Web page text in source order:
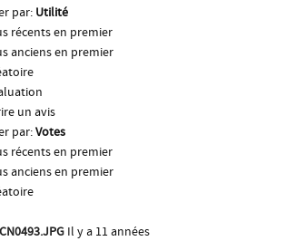
par: Utilité
récents en premier
anciens en premier
un avis
par:Votes
récents en premier
anciens en premier
Il y a 11 années